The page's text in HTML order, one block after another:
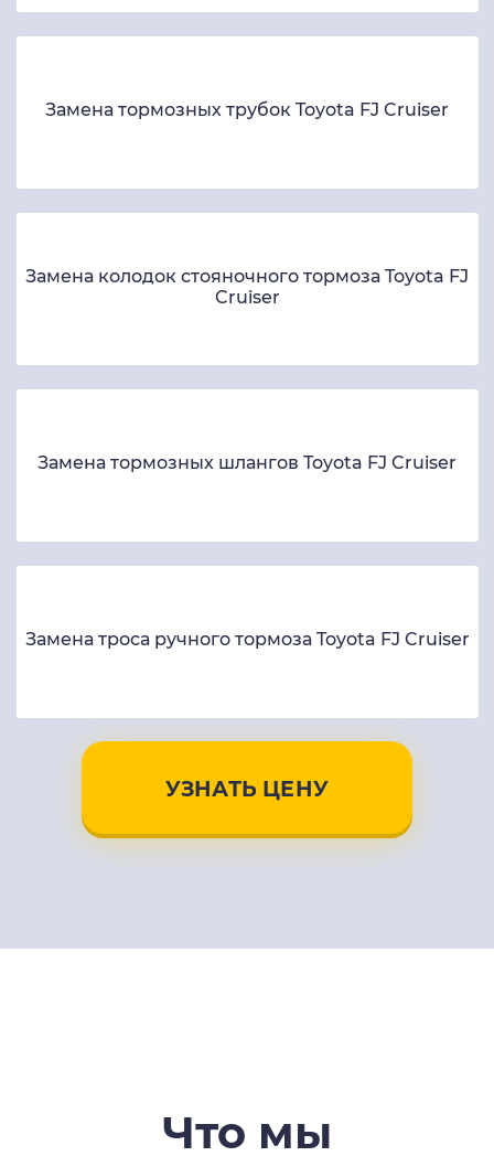
Замена тормозных трубок Toyota FJ Cruiser
Замена колодок стояночного тормоза Toyota FJ
Cruiser
Замена тормозных шлангов Toyota FJ Cruiser
Замена троса ручного тормоза Toyota FJ Cruiser
УЗНАТЬ ЦЕНУ
Что мы